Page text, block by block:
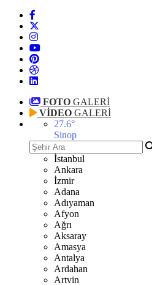
FOTO GALERİ
VİDEO GALERİ
27.6°
Sinop
İstanbul
Ankara
İzmir
Adana
Adıyaman
Afyon
Ağrı
Aksaray
Amasya
Antalya
Ardahan
Artvin